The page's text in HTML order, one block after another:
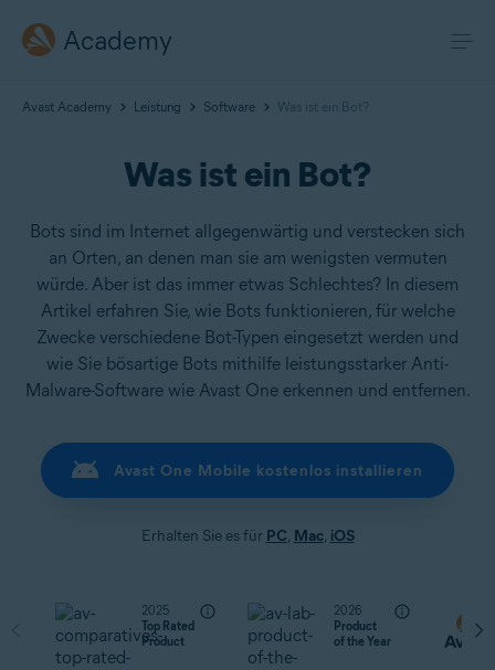
Academy
Avast Academy Leistung Software Was ist ein Bot?
Was ist ein Bot?
Bots sind im Internet allgegenwärtig und verstecken sich
an Orten, an denen man sie am wenigsten vermuten
würde. Aber ist das immer etwas Schlechtes? In diesem
Artikel erfahren Sie, wie Bots funktionieren, für welche
Zwecke verschiedene Bot-Typen eingesetzt werden und
wie Sie bösartige Bots mithilfe leistungsstarker Anti-
Malware-Software wie Avast One erkennen und entfernen.
Avast One Mobile kostenlos installieren
Erhalten Sie es für PC, Mac, iOS
2025
Top Rated
Product
2026
Product
of the Year